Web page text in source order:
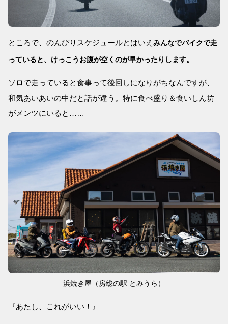
ところで、のんびりスケジュールとはいえ みんなでバイクで走
っていると、けっこうお腹が空くのが早かったりします。
ソロで走っていると食事って後回しになりがちなんですが、
和気あいあいの中だと話が違う。特に食べ盛り＆食いしん坊
がメンツにいると……
浜焼き屋（房総の駅 とみうら）
『あたし、これがいい！』